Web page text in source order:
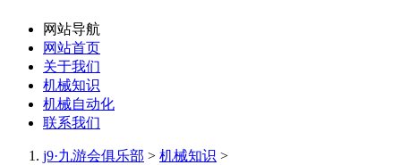
网站导航
网站首页
关于我们
机械知识
机械自动化
联系我们
j9·九游会俱乐部 > 机械知识 >